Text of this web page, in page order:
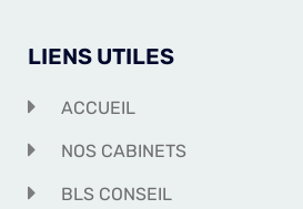
LIENS UTILES
ACCUEIL
NOS CABINETS
BLS CONSEIL